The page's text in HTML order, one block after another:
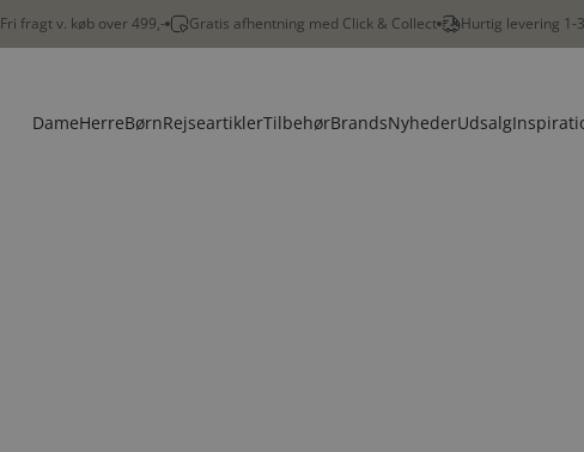
Fri fragt v. køb over 499,- Gratis afhentning med Click & Collect Hurtig levering 1-
DameHerreBørnRejseartiklerTilbehørBrandsNyhederUdsalg